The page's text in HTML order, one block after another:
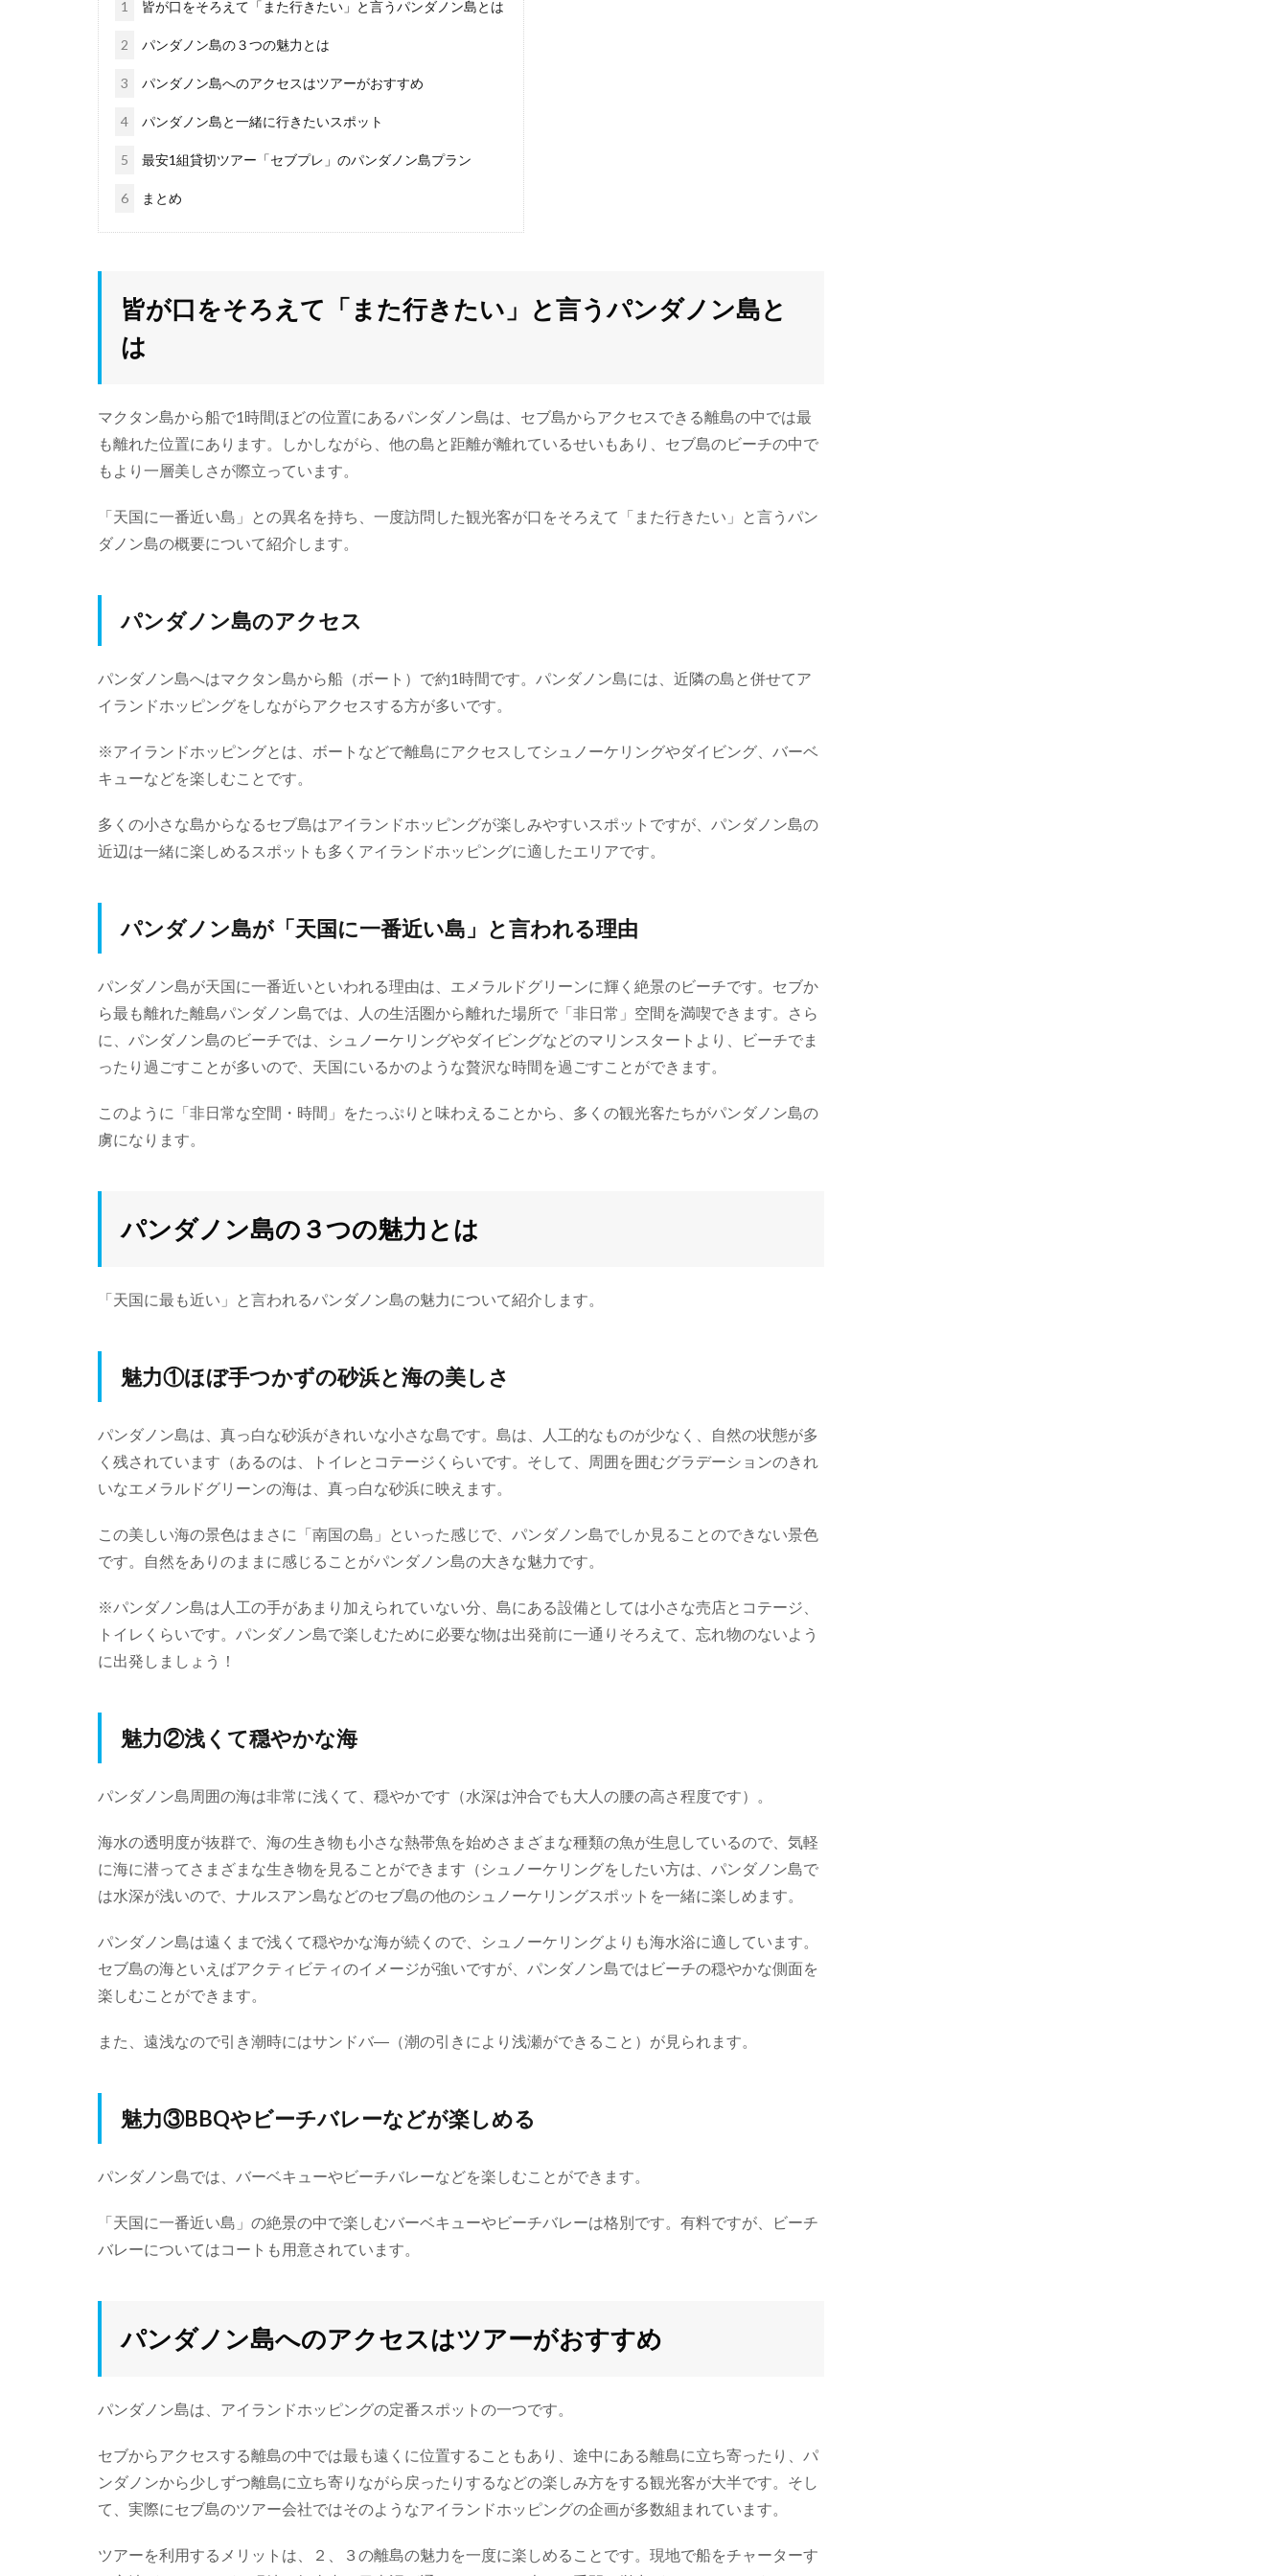
1 皆が口をそろえて「また行きたい」と言うパンダノン島とは
2 パンダノン島の３つの魅力とは
3 パンダノン島へのアクセスはツアーがおすすめ
4 パンダノン島と一緒に行きたいスポット
5 最安1組貸切ツアー「セブプレ」のパンダノン島プラン
6 まとめ
皆が口をそろえて「また行きたい」と言うパンダノン島と
は
マクタン島から船で1時間ほどの位置にあるパンダノン島は、セブ島からアクセスできる離島の中では最
も離れた位置にあります。しかしながら、他の島と距離が離れているせいもあり、セブ島のビーチの中で
もより一層美しさが際立っています。
「天国に一番近い島」との異名を持ち、一度訪問した観光客が口をそろえて「また行きたい」と言うパン
ダノン島の概要について紹介します。
パンダノン島のアクセス
パンダノン島へはマクタン島から船（ボート）で約1時間です。パンダノン島には、近隣の島と併せてア
イランドホッピングをしながらアクセスする方が多いです。
※アイランドホッピングとは、ボートなどで離島にアクセスしてシュノーケリングやダイビング、バーベ
キューなどを楽しむことです。
多くの小さな島からなるセブ島はアイランドホッピングが楽しみやすいスポットですが、パンダノン島の
近辺は一緒に楽しめるスポットも多くアイランドホッピングに適したエリアです。
パンダノン島が「天国に一番近い島」と言われる理由
パンダノン島が天国に一番近いといわれる理由は、エメラルドグリーンに輝く絶景のビーチです。セブか
ら最も離れた離島パンダノン島では、人の生活圏から離れた場所で「非日常」空間を満喫できます。さら
に、パンダノン島のビーチでは、シュノーケリングやダイビングなどのマリンスタートより、ビーチでま
ったり過ごすことが多いので、天国にいるかのような贅沢な時間を過ごすことができます。
このように「非日常な空間・時間」をたっぷりと味わえることから、多くの観光客たちがパンダノン島の
虜になります。
パンダノン島の３つの魅力とは
「天国に最も近い」と言われるパンダノン島の魅力について紹介します。
魅力①ほぼ手つかずの砂浜と海の美しさ
パンダノン島は、真っ白な砂浜がきれいな小さな島です。島は、人工的なものが少なく、自然の状態が多
く残されています（あるのは、トイレとコテージくらいです。そして、周囲を囲むグラデーションのきれ
いなエメラルドグリーンの海は、真っ白な砂浜に映えます。
この美しい海の景色はまさに「南国の島」といった感じで、パンダノン島でしか見ることのできない景色
です。自然をありのままに感じることがパンダノン島の大きな魅力です。
※パンダノン島は人工の手があまり加えられていない分、島にある設備としては小さな売店とコテージ、
トイレくらいです。パンダノン島で楽しむために必要な物は出発前に一通りそろえて、忘れ物のないよう
に出発しましょう！
魅力②浅くて穏やかな海
パンダノン島周囲の海は非常に浅くて、穏やかです（水深は沖合でも大人の腰の高さ程度です）。
海水の透明度が抜群で、海の生き物も小さな熱帯魚を始めさまざまな種類の魚が生息しているので、気軽
に海に潜ってさまざまな生き物を見ることができます（シュノーケリングをしたい方は、パンダノン島で
は水深が浅いので、ナルスアン島などのセブ島の他のシュノーケリングスポットを一緒に楽しめます。
パンダノン島は遠くまで浅くて穏やかな海が続くので、シュノーケリングよりも海水浴に適しています。
セブ島の海といえばアクティビティのイメージが強いですが、パンダノン島ではビーチの穏やかな側面を
楽しむことができます。
また、遠浅なので引き潮時にはサンドバ―（潮の引きにより浅瀬ができること）が見られます。
魅力③BBQやビーチバレーなどが楽しめる
パンダノン島では、バーベキューやビーチバレーなどを楽しむことができます。
「天国に一番近い島」の絶景の中で楽しむバーベキューやビーチバレーは格別です。有料ですが、ビーチ
バレーについてはコートも用意されています。
パンダノン島へのアクセスはツアーがおすすめ
パンダノン島は、アイランドホッピングの定番スポットの一つです。
セブからアクセスする離島の中では最も遠くに位置することもあり、途中にある離島に立ち寄ったり、パ
ンダノンから少しずつ離島に立ち寄りながら戻ったりするなどの楽しみ方をする観光客が大半です。そし
て、実際にセブ島のツアー会社ではそのようなアイランドホッピングの企画が多数組まれています。
ツアーを利用するメリットは、２、３の離島の魅力を一度に楽しめることです。現地で船をチャーターす